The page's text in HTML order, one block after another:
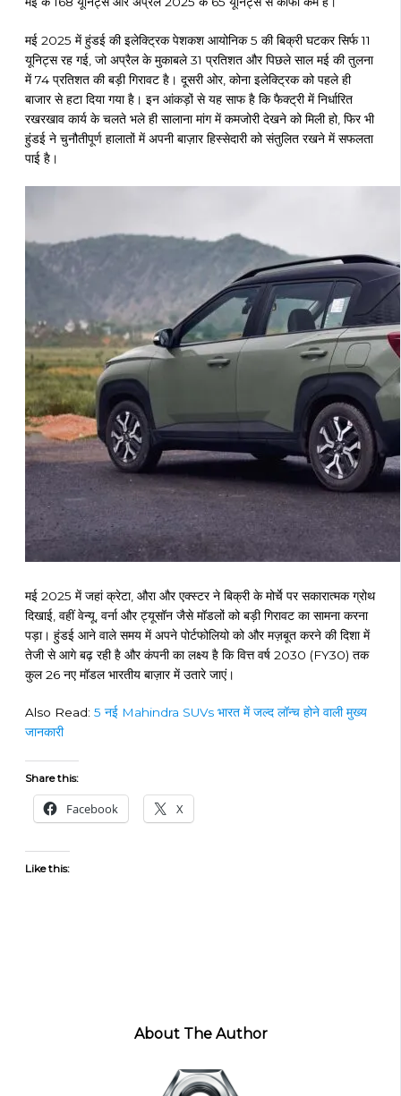
मई 2025 में हुंडई की इलेक्ट्रिक पेशकश आयोनिक 5 की बिक्री घटकर सिर्फ 11
यूनिट्स रह गई, जो अप्रैल के मुकाबले 31 प्रतिशत और पिछले साल मई की तुलना
में 74 प्रतिशत की बड़ी गिरावट है। दूसरी ओर, कोना इलेक्ट्रिक को पहले ही
बाजार से हटा दिया गया है। इन आंकड़ों से यह साफ है कि फैक्ट्री में निर्धारित
रखरखाव कार्य के चलते भले ही सालाना मांग में कमजोरी देखने को मिली हो, फिर भी
हुंडई ने चुनौतीपूर्ण हालातों में अपनी बाज़ार हिस्सेदारी को संतुलित रखने में सफलता
पाई है।
मई 2025 में जहां क्रेटा, औरा और एक्स्टर ने बिक्री के मोर्चे पर सकारात्मक ग्रोथ
दिखाई, वहीं वेन्यू, वर्ना और ट्यूसॉन जैसे मॉडलों को बड़ी गिरावट का सामना करना
पड़ा। हुंडई आने वाले समय में अपने पोर्टफोलियो को और मज़बूत करने की दिशा में
तेजी से आगे बढ़ रही है और कंपनी का लक्ष्य है कि वित्त वर्ष 2030 (FY30) तक
कुल 26 नए मॉडल भारतीय बाज़ार में उतारे जाएं।
Also Read: 5 नई Mahindra SUVs भारत में जल्द लॉन्च होने वाली मुख्य
जानकारी
Share this:
Facebook X
Like this:
About The Author